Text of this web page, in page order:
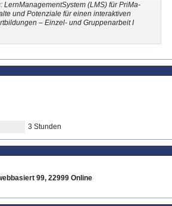
LernManage​mentSystem (LMS) für PriMa-
und Potenziale für einen interaktiven
– Einzel- und Gruppenarbeit I
3 Stunden
99, 22999 Online